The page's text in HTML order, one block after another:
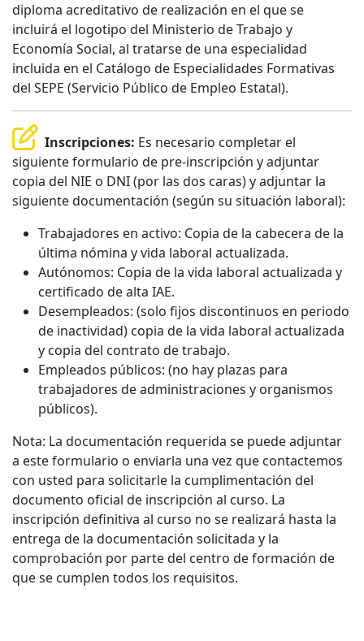
diploma acreditativo de realización en el que se
incluirá el logotipo del Ministerio de Trabajo y
Economía Social, al tratarse de una especialidad
incluida en el Catálogo de Especialidades Formativas
del SEPE (Servicio Público de Empleo Estatal).
Inscripciones: Es necesario completar el
siguiente formulario de pre-inscripción y adjuntar
copia del NIE o DNI (por las dos caras) y adjuntar la
siguiente documentación (según su situación laboral):
Trabajadores en activo: Copia de la cabecera de la
última nómina y vida laboral actualizada.
Autónomos: Copia de la vida laboral actualizada y
certificado de alta IAE.
Desempleados: (solo fijos discontinuos en periodo
de inactividad) copia de la vida laboral actualizada
y copia del contrato de trabajo.
Empleados públicos: (no hay plazas para
trabajadores de administraciones y organismos
públicos).
Nota: La documentación requerida se puede adjuntar
a este formulario o enviarla una vez que contactemos
con usted para solicitarle la cumplimentación del
documento oficial de inscripción al curso. La
inscripción definitiva al curso no se realizará hasta la
entrega de la documentación solicitada y la
comprobación por parte del centro de formación de
que se cumplen todos los requisitos.